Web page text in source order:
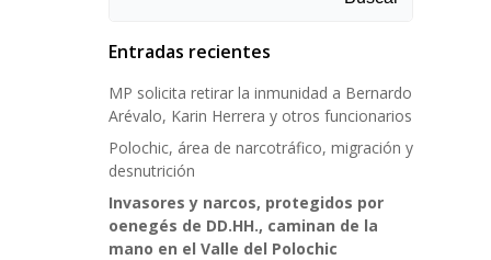
Entradas recientes
MP solicita retirar la inmunidad a Bernardo
Arévalo, Karin Herrera y otros funcionarios
Polochic, área de narcotráfico, migración y
desnutrición
Invasores y narcos, protegidos por
oenegés de DD.HH., caminan de la
mano en el Valle del Polochic